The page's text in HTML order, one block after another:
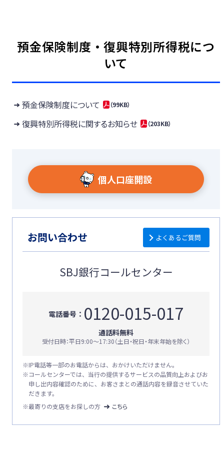
預金保険制度・復興特別所得税につ
いて
預金保険制度について （99KB）
復興特別所得税に関するお知らせ （203KB）
個人口座開設
お問い合わせ よくあるご質問
SBJ銀行コールセンター
電話番号： 0120-015-017
通話料無料
受付日時：平日9:00〜17:30（土日・祝日・年末年始を除く）
※IP電話等一部のお電話からは、おかけいただけません。
※コールセンターでは、当行の提供するサービスの品質向上およびお
申し出内容確認のために、お客さまとの通話内容を録音させていた
だきます。
※最寄りの支店をお探しの方
こちら